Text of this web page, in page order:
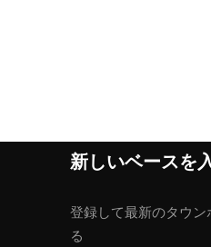
新しいベースを
登録して最新のタウ
る